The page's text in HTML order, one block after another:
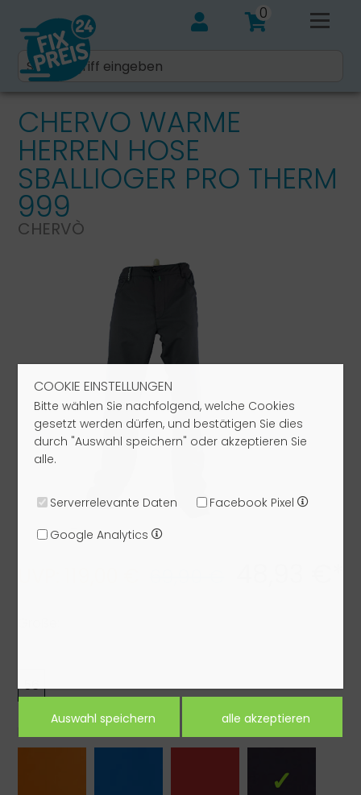
COOKIE EINSTELLUNGEN
Bitte wählen Sie nachfolgend, welche Cookies
gesetzt werden dürfen, und bestätigen Sie dies
durch "Auswahl speichern" oder akzeptieren Sie
alle.
Serverrelevante Daten
Facebook Pixel
Google Analytics
0
CHERVO WARME
HERREN HOSE
SBALLIOGER PRO THERM
999
CHERVÒ
56